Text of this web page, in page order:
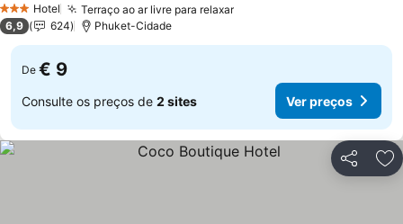
3 EstrelasHotel Terraço ao ar livre para relaxar
6,9 624 Phuket-Cidade
De € 9
Consulte os preços de 2 sites Ver preços
Partilhar